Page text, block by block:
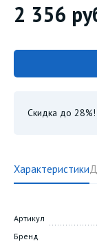
2 356
Скидка до 28%!
Характеристики
Артикул
Бренд